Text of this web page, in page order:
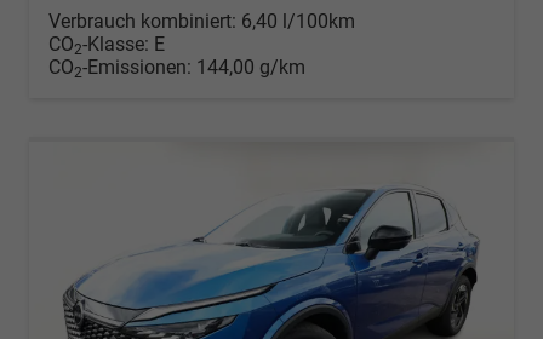
Verbrauch kombiniert: 6,40 l/100km
CO2-Klasse: E
CO2-Emissionen: 144,00 g/km